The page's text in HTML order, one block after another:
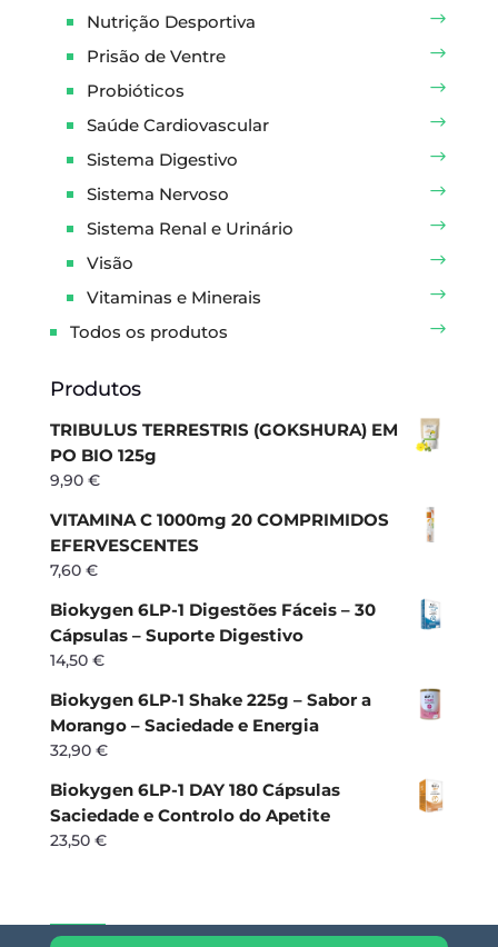
Nutrição Desportiva
Prisão de Ventre
Probióticos
Saúde Cardiovascular
Sistema Digestivo
Sistema Nervoso
Sistema Renal e Urinário
Visão
Vitaminas e Minerais
Todos os produtos
Produtos
TRIBULUS TERRESTRIS (GOKSHURA) EM
PO BIO 125g
9,90 €
VITAMINA C 1000mg 20 COMPRIMIDOS
EFERVESCENTES
7,60 €
Biokygen 6LP-1 Digestões Fáceis – 30
Cápsulas – Suporte Digestivo
14,50 €
Biokygen 6LP-1 Shake 225g – Sabor a
Morango – Saciedade e Energia
32,90 €
Biokygen 6LP-1 DAY 180 Cápsulas
Saciedade e Controlo do Apetite
23,50 €